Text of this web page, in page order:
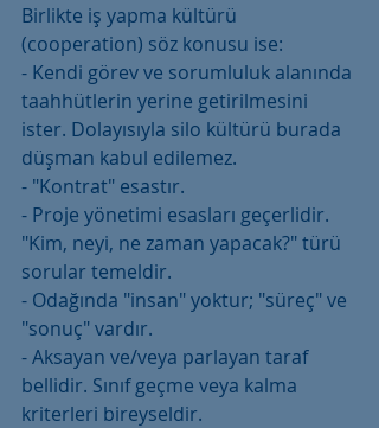
Birlikte iş yapma kültürü
(cooperation) söz konusu ise:
- Kendi görev ve sorumluluk alanında
taahhütlerin yerine getirilmesini
ister. Dolayısıyla silo kültürü burada
düşman kabul edilemez.
- "Kontrat" esastır.
- Proje yönetimi esasları geçerlidir.
"Kim, neyi, ne zaman yapacak?" türü
sorular temeldir.
- Odağında "insan" yoktur; "süreç" ve
"sonuç" vardır.
- Aksayan ve/veya parlayan taraf
bellidir. Sınıf geçme veya kalma
kriterleri bireyseldir.